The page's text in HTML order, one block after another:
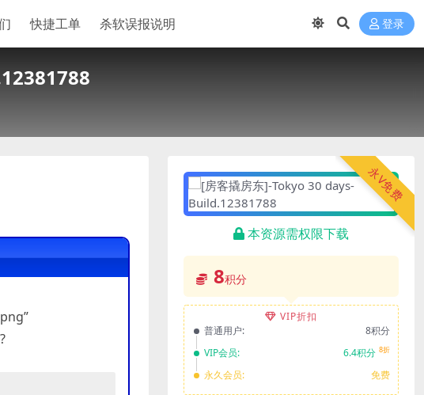
快捷工单 杀软误报说明 登录
永V免费
本资源需权限下载
8积分
VIP折扣
普通用户:
8积分
VIP会员:
6.4积分 8折
永久会员: 免费